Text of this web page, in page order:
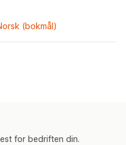
(bokmål)
for bedriften din.